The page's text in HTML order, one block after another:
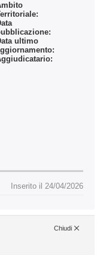
ultimo
Inserito il 24/04/2026
Chiudi